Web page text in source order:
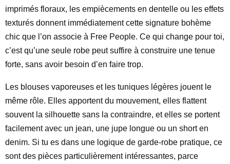
imprimés floraux, les empiècements en dentelle ou les effets
texturés donnent immédiatement cette signature bohème
chic que l’on associe à Free People. Ce qui change pour toi,
c’est qu’une seule robe peut suffire à construire une tenue
forte, sans avoir besoin d’en faire trop.
Les blouses vaporeuses et les tuniques légères jouent le
même rôle. Elles apportent du mouvement, elles flattent
souvent la silhouette sans la contraindre, et elles se portent
facilement avec un jean, une jupe longue ou un short en
denim. Si tu es dans une logique de garde-robe pratique, ce
sont des pièces particulièrement intéressantes, parce